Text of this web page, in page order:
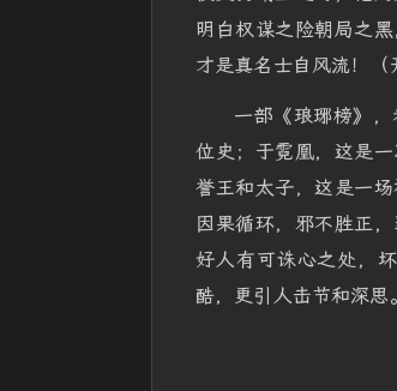
明白权谋之险朝局之
才是真名士自风流！（
一部《琅琊榜》
位史；于霓凰，这是
誉王和太子，这是一
因果循环，邪不胜正
好人有可诛心之处，
酷，更引人击节和深思。